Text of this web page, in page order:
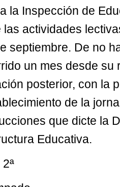
la Inspección de
las actividades
septiembre. De no
un mes desde su
posterior, con la
de la
que dicte la
Educativa.